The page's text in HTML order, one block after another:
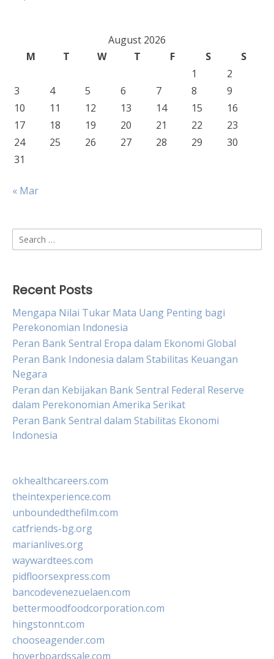
August 2026
M
T W T F S
S
1
2
3
4 5 6 7 8
9
10
11 12 13 14 15
16
17
18 19 20 21 22
23
24
25 26 27 28 29
30
31
« Mar
Search
for:
Recent Posts
Mengapa Nilai Tukar Mata Uang Penting bagi
Perekonomian Indonesia
Peran Bank Sentral Eropa dalam Ekonomi Global
Peran Bank Indonesia dalam Stabilitas Keuangan
Negara
Peran dan Kebijakan Bank Sentral Federal Reserve
dalam Perekonomian Amerika Serikat
Peran Bank Sentral dalam Stabilitas Ekonomi
Indonesia
okhealthcareers.com
theintexperience.com
unboundedthefilm.com
catfriends-bg.org
marianlives.org
waywardtees.com
pidfloorsexpress.com
bancodevenezuelaen.com
bettermoodfoodcorporation.com
hingstonnt.com
chooseagender.com
hoverboardssale.com